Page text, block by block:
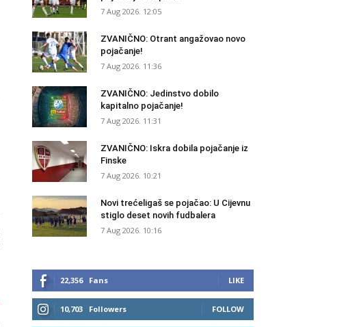
7 Aug 2026. 12:05
ZVANIČNO: Otrant angažovao novo
pojačanje!
7 Aug 2026. 11:36
ZVANIČNO: Jedinstvo dobilo
kapitalno pojačanje!
7 Aug 2026. 11:31
ZVANIČNO: Iskra dobila pojačanje iz
Finske
7 Aug 2026. 10:21
Novi trećeligaš se pojačao: U Cijevnu
stiglo deset novih fudbalera
7 Aug 2026. 10:16
22,356 Fans LIKE
10,703 Followers FOLLOW